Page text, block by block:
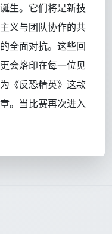
诞生。它们将是新技
义与团队协作的共
全面对抗。这些回
会烙印在每一位见
《反恐精英》这款
。当比赛再次进入